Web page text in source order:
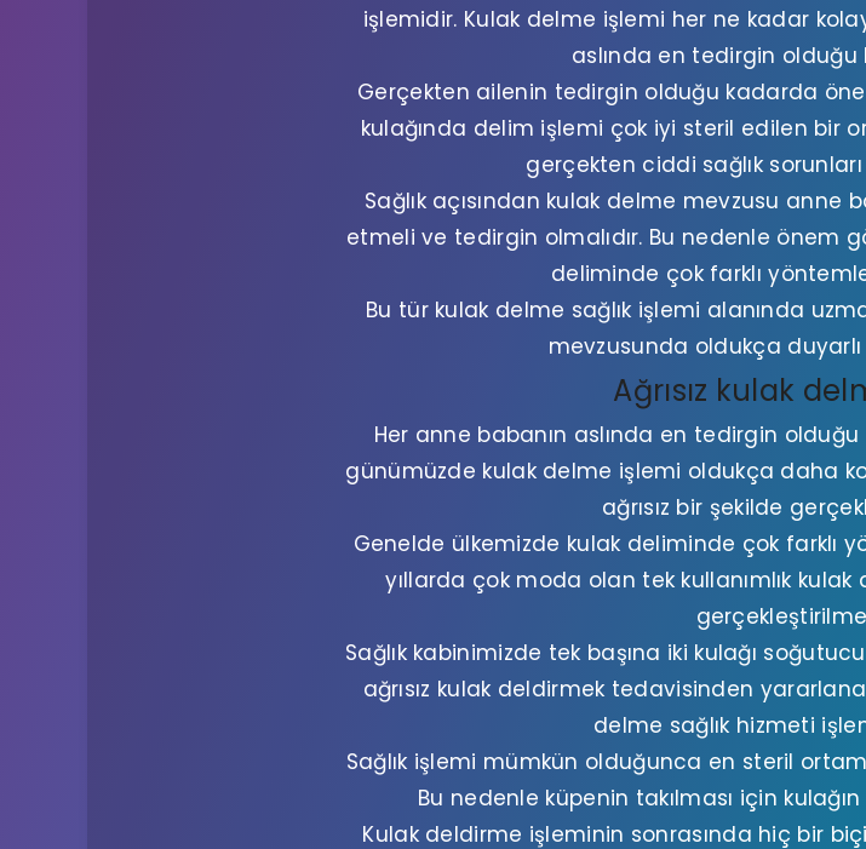
işlemidir. Kulak delme işlemi her ne kadar
aslında en tedirgin
Gerçekten ailenin tedirgin olduğu kadarda
kulağında delim işlemi çok iyi steril edilen bir
gerçekten ciddi sağlık
Sağlık açısından kulak delme mevzusu
etmeli ve tedirgin olmalıdır. Bu nedenle önem
deliminde çok farklı
Bu tür kulak delme sağlık işlemi alanında
mevzusunda oldukça
Ağrısız kulak
Her anne babanın aslında en tedirgin
günümüzde kulak delme işlemi oldukça daha
ağrısız bir şekilde
Genelde ülkemizde kulak deliminde çok farklı
yıllarda çok moda olan tek kullanımlık
Sağlık kabinimizde tek başına iki kulağı
ağrısız kulak deldirmek tedavisinden
delme sağlık hizmeti
Sağlık işlemi mümkün olduğunca en steril
Bu nedenle küpenin takılması için
Kulak deldirme işleminin sonrasında hiç bir